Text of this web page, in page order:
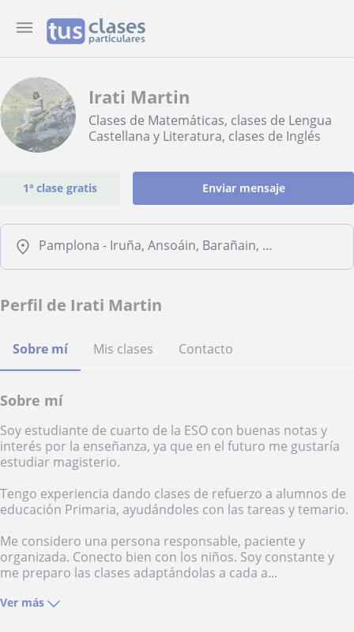
Irati Martin
Clases de Matemáticas, clases de Lengua
Castellana y Literatura, clases de Inglés
1ª clase gratis Enviar mensaje
Pamplona - Iruña, Ansoáin, Barañain, Burlada - Burlata
Perfil de Irati Martin
Sobre mí Mis clases Contacto
Sobre mí
Soy estudiante de cuarto de la ESO con buenas notas y
interés por la enseñanza, ya que en el futuro me gustaría
estudiar magisterio.
Tengo experiencia dando clases de refuerzo a alumnos de
educación Primaria, ayudándoles con las tareas y temario.
Me considero una persona responsable, paciente y
organizada. Conecto bien con los niños. Soy constante y
me preparo las clases adaptándolas a cada a...
Ver más